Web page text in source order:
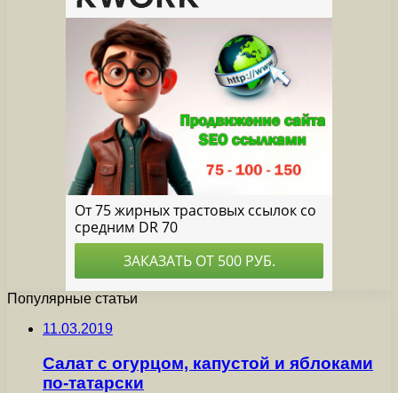
Популярные статьи
11.03.2019
Салат с огурцом, капустой и яблоками
по-татарски